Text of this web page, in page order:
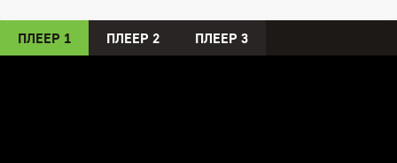
ПЛЕЕР 1 ПЛЕЕР 2 ПЛЕЕР 3